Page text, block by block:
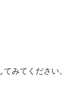
みてください。